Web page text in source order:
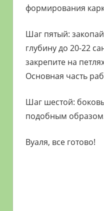
формирования
Шаг пятый:
глубину до 20-22
закрепите на
Основная часть
Шаг шестой:
подобным
Вуаля, все готово!